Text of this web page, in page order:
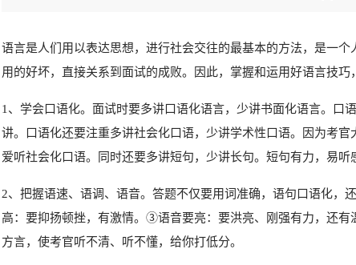
语言是人们用以表达思想， 进行社会交往的最基本的方法， 是一个
用的好坏， 直接关系到面试的成败。 因此， 掌握和运用好语言技巧，
1 、 学会口语化。 面试时要多讲口语化语言， 少讲书面化语言。 口
讲。
口语化还要注重多讲社会化口语， 少讲学术性口语。 因为考官
爱听社会化口语。
同时还要多讲短句， 少讲长句。 短句有力， 易听
2、 把握语速、 语调、 语音。 答题不仅要用词准确， 语句口语化，
高： 要抑扬顿挫， 有激情。 ③语音要亮： 要洪亮、 刚强有力， 还有
方言， 使考官听不清、 听不懂， 给你打低分。